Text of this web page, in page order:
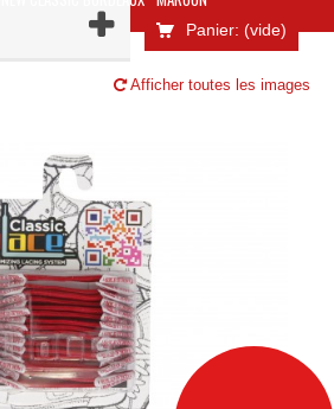
Panier: (vide)
Afficher toutes les images